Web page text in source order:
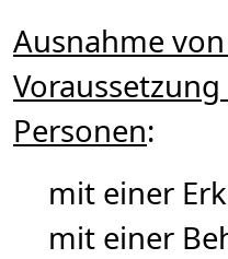
Ausnahme
Personen:
mit einer
mit einer